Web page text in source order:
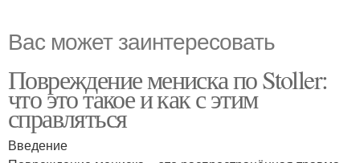
Вас может заинтересовать
Повреждение мениска по Stoller:
что это такое и как с этим
справляться
Введение